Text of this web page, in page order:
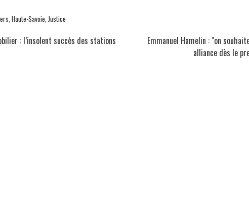
Haute-Savoie Justice
: l’insolent succès des stations
Emmanuel Hamelin : "on
alliance dès le